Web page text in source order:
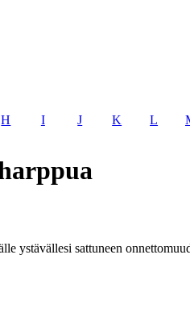
H I J K L
ystävällesi sattuneen